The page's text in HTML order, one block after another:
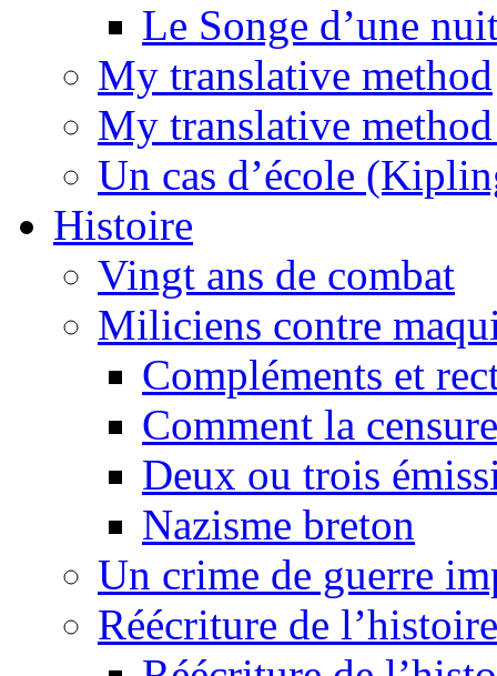
Le Songe d’une
My translative method
My translative
Un cas d’école
Histoire
Vingt ans de combat
Miliciens contre
Compléments et
Comment la
Deux ou trois
Nazisme breton
Un crime de guerre
Réécriture de